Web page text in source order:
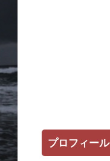
プロフィール